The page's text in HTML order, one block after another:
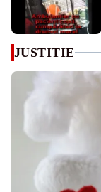
JUSTITIE